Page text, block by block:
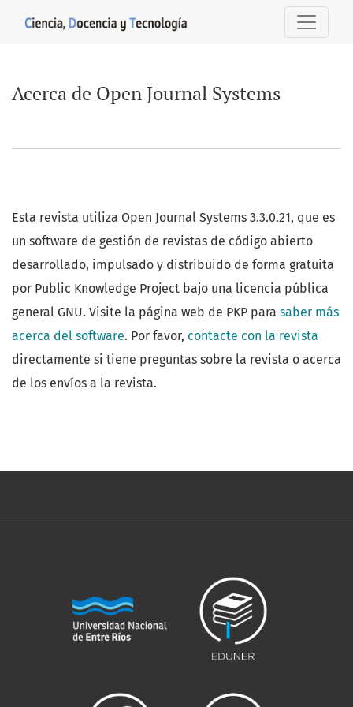
Acerca de Open Journal Systems
Esta revista utiliza Open Journal Systems 3.3.0.21, que es
un software de gestión de revistas de código abierto
desarrollado, impulsado y distribuido de forma gratuita
por Public Knowledge Project bajo una licencia pública
general GNU. Visite la página web de PKP para saber más
acerca del software. Por favor, contacte con la revista
directamente si tiene preguntas sobre la revista o acerca
de los envíos a la revista.